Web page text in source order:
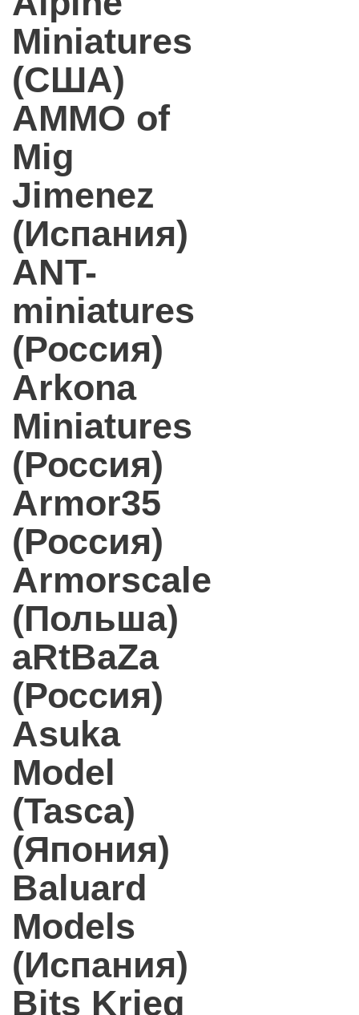
Miniatures
(США)
AMMO of
Mig
Jimenez
(Испания)
ANT-
miniatures
(Россия)
Arkona
Miniatures
(Россия)
Armor35
(Россия)
Armorscale
(Польша)
aRtBaZa
(Россия)
Asuka
Model
(Tasca)
(Япония)
Baluard
Models
(Испания)
Bits Krieg